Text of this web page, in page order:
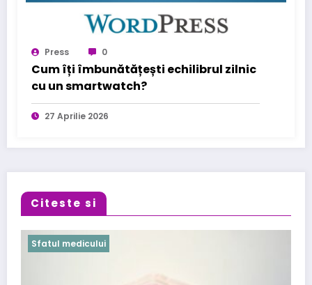
Press 0
Cum îți îmbunătățești echilibrul zilnic
cu un smartwatch?
27 Aprilie 2026
Citeste si
Sfatul medicului